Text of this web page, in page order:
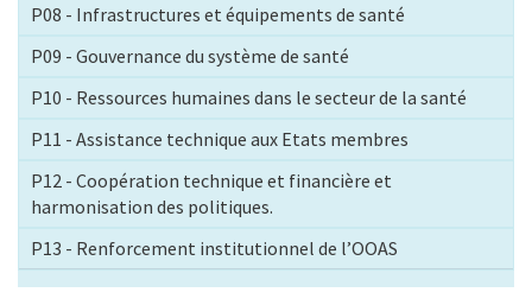
P08 - Infrastructures et équipements de santé
P09 - Gouvernance du système de santé
P10 - Ressources humaines dans le secteur de la santé
P11 - Assistance technique aux Etats membres
P12 - Coopération technique et financière et
harmonisation des politiques.
P13 - Renforcement institutionnel de l’OOAS